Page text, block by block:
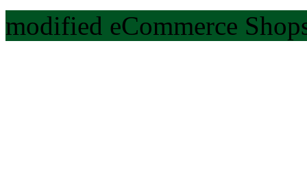
modified eCommerce